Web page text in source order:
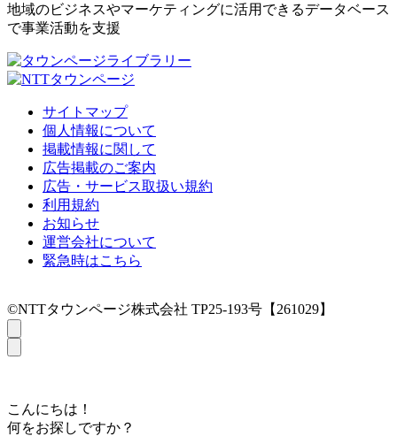
地域のビジネスやマーケティングに活用できるデータベース
で事業活動を支援
サイトマップ
個人情報について
掲載情報に関して
広告掲載のご案内
広告・サービス取扱い規約
利用規約
お知らせ
運営会社について
緊急時はこちら
©NTTタウンページ株式会社 TP25-193号【261029】
こんにちは！
何をお探しですか？